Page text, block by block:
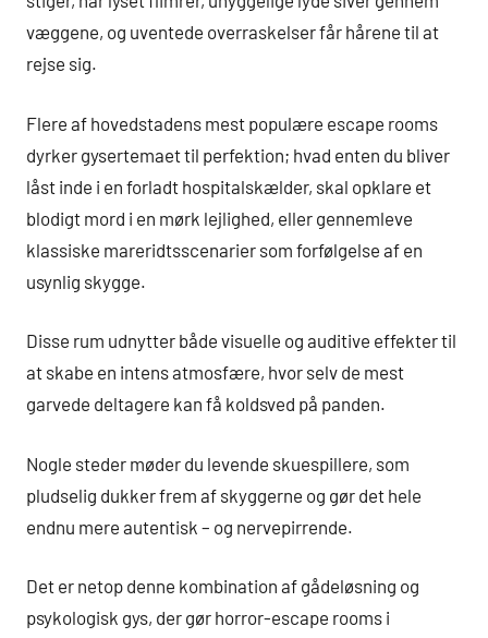
væggene, og uventede overraskelser får hårene til at
rejse sig.
Flere af hovedstadens mest populære escape rooms
dyrker gysertemaet til perfektion; hvad enten du bliver
låst inde i en forladt hospitalskælder, skal opklare et
blodigt mord i en mørk lejlighed, eller gennemleve
klassiske mareridtsscenarier som forfølgelse af en
usynlig skygge.
Disse rum udnytter både visuelle og auditive effekter til
at skabe en intens atmosfære, hvor selv de mest
garvede deltagere kan få koldsved på panden.
Nogle steder møder du levende skuespillere, som
pludselig dukker frem af skyggerne og gør det hele
endnu mere autentisk – og nervepirrende.
Det er netop denne kombination af gådeløsning og
psykologisk gys, der gør horror-escape rooms i